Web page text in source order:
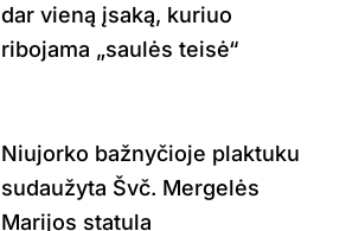
dar vieną įsaką, kuriuo
ribojama „saulės teisė“
Niujorko bažnyčioje plaktuku
sudaužyta Švč. Mergelės
Marijos statula